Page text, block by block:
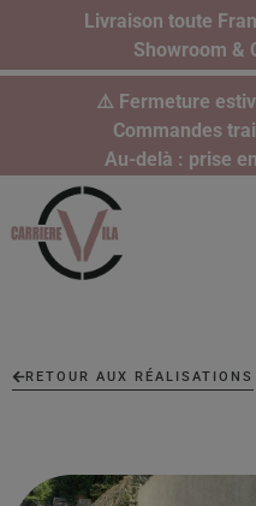
Livraison toute
Showroom &
⚠️ Fermeture
Commandes
Au-delà : prise
RETOUR AUX RÉALISATIONS